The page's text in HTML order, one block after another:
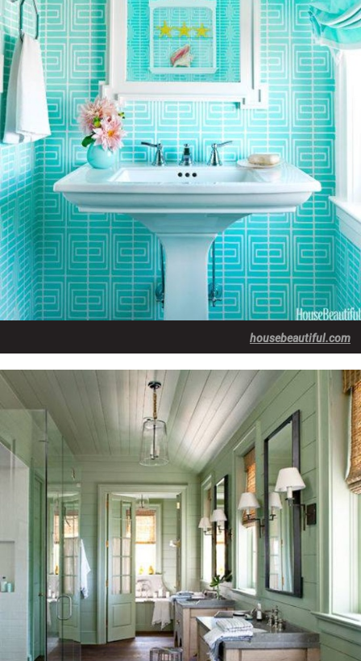
housebeautiful.com